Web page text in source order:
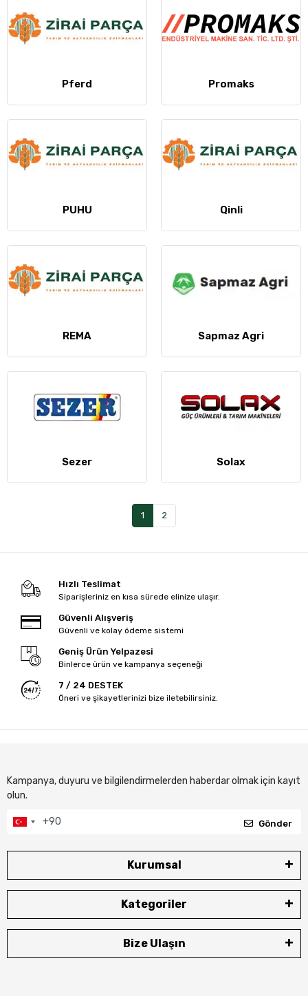
Pferd Promaks
PUHU Qinli
REMA Sapmaz Agri
Sezer Solax
1 2
Hızlı Teslimat
Siparişleriniz en kısa sürede elinize ulaşır.
Güvenli Alışveriş
Güvenli ve kolay ödeme sistemi
Geniş Ürün Yelpazesi
Binlerce ürün ve kampanya seçeneği
7 / 24 DESTEK
Öneri ve şikayetlerinizi bize iletebilirsiniz.
Kampanya, duyuru ve bilgilendirmelerden haberdar olmak için kayıt
olun.
Gönder
Kurumsal
Kategoriler
Bize Ulaşın